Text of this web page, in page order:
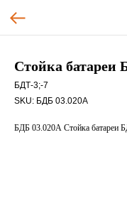
Стойка батареи
БДТ-3;-7
SKU: БДБ 03.020А
БДБ 03.020А Стойка батареи